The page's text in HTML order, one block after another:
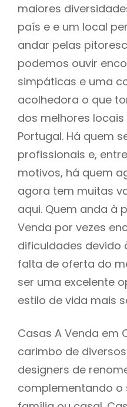
maiores
país e e um local
andar pelas
podemos ouvir
simpáticas e uma
acolhedora o que
dos melhores
Portugal. Há quem
profissionais e,
motivos, há quem
agora tem muitas
aqui. Quem anda à
Venda por vezes
dificuldades devido
falta de oferta do
ser uma excelente
estilo de vida mais
Casas A Venda em
carimbo de
designers de
complementando o